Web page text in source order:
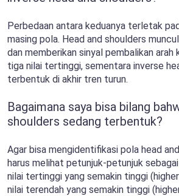
Perbedaan antara keduanya terletak
masing pola. Head and shoulders
dan memberikan sinyal pembalikan arah
tiga nilai tertinggi, sementara inverse
terbentuk di akhir tren turun.
Bagaimana saya bisa bilang
shoulders sedang terbentuk?
Agar bisa mengidentifikasi pola head
harus melihat petunjuk-petunjuk
nilai tertinggi yang semakin tinggi
nilai terendah yang semakin tinggi